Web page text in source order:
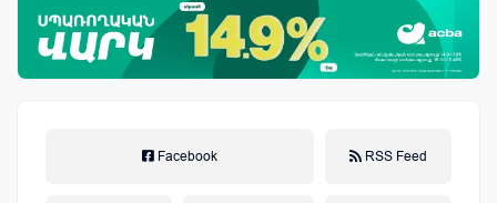
Facebook RSS Feed